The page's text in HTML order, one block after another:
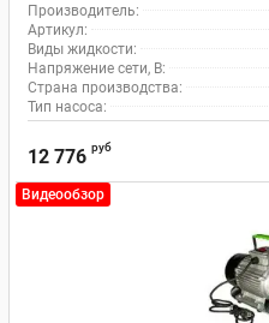
Производитель:
Артикул:
Виды жидкости:
Напряжение сети, В:
Страна производства:
Тип насоса:
12 776 руб
Видеообзор